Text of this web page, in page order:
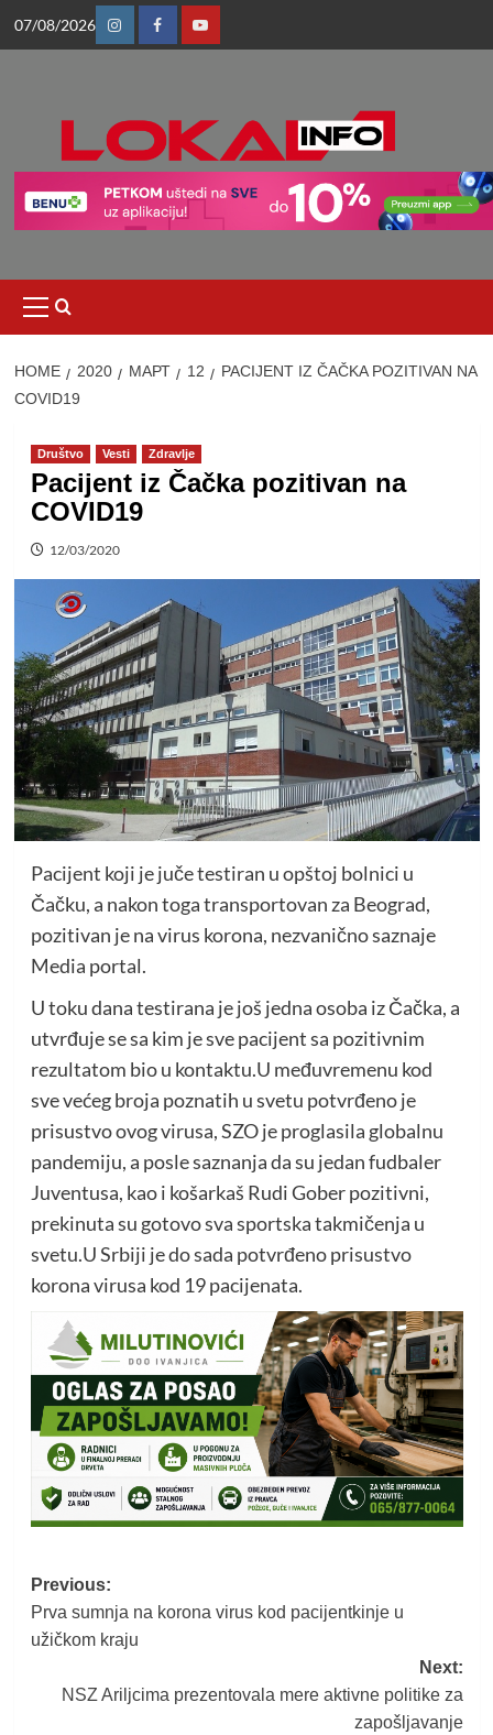
07/08/2026
InstagramFacebookYoutube
Menu
HOME 2020 МАРТ 12
PACIJENT IZ ČAČKA POZITIVAN NA
COVID19
Društvo Vesti Zdravlje
Pacijent iz Čačka pozitivan na
COVID19
12/03/2020
Pacijent koji je juče testiran u opštoj bolnici u
Čačku, a nakon toga transportovan za Beograd,
pozitivan je na virus korona, nezvanično saznaje
Media portal.
U toku dana testirana je još jedna osoba iz Čačka, a
utvrđuje se sa kim je sve pacijent sa pozitivnim
rezultatom bio u kontaktu.U međuvremenu kod
sve većeg broja poznatih u svetu potvrđeno je
prisustvo ovog virusa, SZO je proglasila globalnu
pandemiju, a posle saznanja da su jedan fudbaler
Juventusa, kao i košarkaš Rudi Gober pozitivni,
prekinuta su gotovo sva sportska takmičenja u
svetu.U Srbiji je do sada potvrđeno prisustvo
korona virusa kod 19 pacijenata.
Post
navigation
Previous:
Prva sumnja na korona virus kod pacijentkinje u
užičkom kraju
Next:
NSZ Ariljcima prezentovala mere aktivne politike za
zapošljavanje